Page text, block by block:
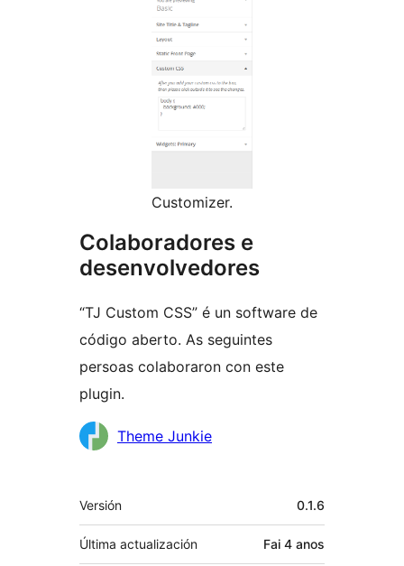
Customizer.
Colaboradores e
desenvolvedores
“TJ Custom CSS” é un software de
código aberto. As seguintes
persoas colaboraron con este
plugin.
Colaboradores
Theme Junkie
Meta
Versión 0.1.6
Última actualización Fai 4 anos